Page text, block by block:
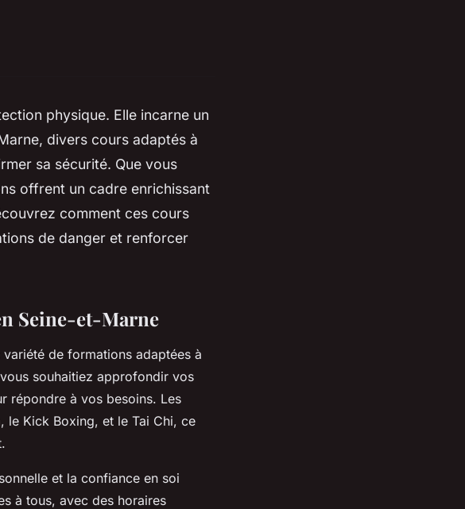
physique. Elle incarne un
divers cours adaptés à
sa sécurité. Que vous
offrent un cadre enrichissant
comment ces cours
de danger et renforcer
Seine-et-Marne
de formations adaptées à
souhaitiez approfondir vos
répondre à vos besoins. Les
le Kick Boxing, et le Tai Chi, ce
et la confiance en soi
à tous, avec des horaires